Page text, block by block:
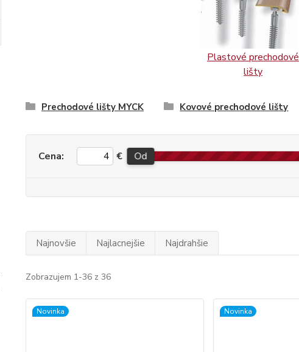
Plastové prechodové
lišty
Prechodové lišty MYCK Kovové prechodové lišty
Cena: € Od
Najnovšie Najlacnejšie Najdrahšie
Zobrazujem 1-36 z 36
Novinka Novinka